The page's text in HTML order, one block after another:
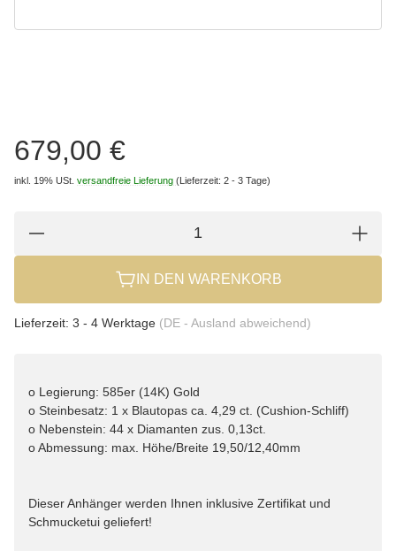
679,00 €
inkl. 19% USt. versandfreie Lieferung (Lieferzeit: 2 - 3 Tage)
IN DEN WARENKORB
Lieferzeit: 3 - 4 Werktage (DE - Ausland abweichend)
o Legierung: 585er (14K) Gold
o Steinbesatz: 1 x Blautopas ca. 4,29 ct. (Cushion-Schliff)
o Nebenstein: 44 x Diamanten zus. 0,13ct.
o Abmessung: max. Höhe/Breite 19,50/12,40mm
Dieser Anhänger werden Ihnen inklusive Zertifikat und
Schmucketui geliefert!